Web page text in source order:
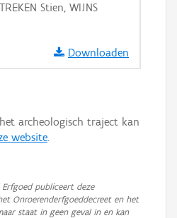
Stien, WIJNS
Downloaden
archeologisch traject kan
website.
publiceert deze
Onroerenderfgoeddecreet en het
staat in geen geval in en kan